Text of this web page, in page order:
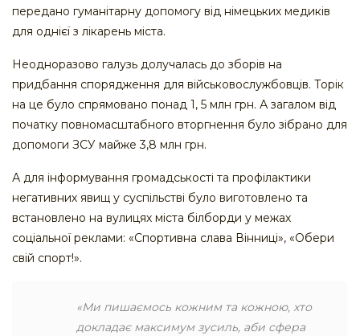
передано гуманітарну допомогу від німецьких медиків
для однієї з лікарень міста.
Неодноразово галузь долучалась до зборів на
придбання спорядження для військовослужбовців. Торік
на це було спрямовано понад 1, 5 млн грн. А загалом від
початку повномасштабного вторгнення було зібрано для
допомоги ЗСУ майже 3,8 млн грн.
А для інформування громадськості та профілактики
негативних явищ у суспільстві було виготовлено та
встановлено на вулицях міста білборди у межах
соціальної реклами: «Спортивна слава Вінниці», «Обери
свій спорт!».
«Ми пишаємось кожним та кожною, хто
докладає максимум зусиль, аби сфера